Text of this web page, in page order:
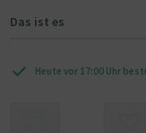
Das ist es
Heute vor 17:00 Uhr